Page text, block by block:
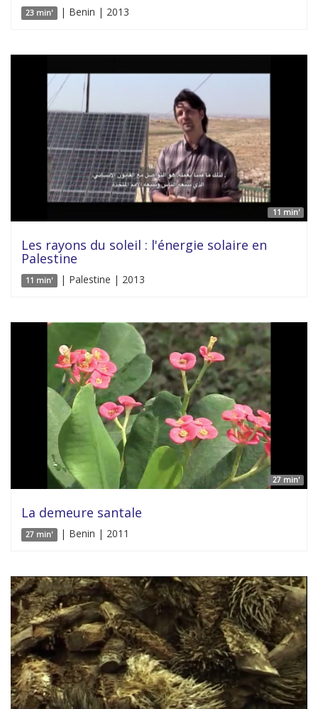
23 min' | Benin | 2013
11 min'
Les rayons du soleil : l'énergie solaire en
Palestine
11 min' | Palestine | 2013
27 min'
La demeure santale
27 min' | Benin | 2011